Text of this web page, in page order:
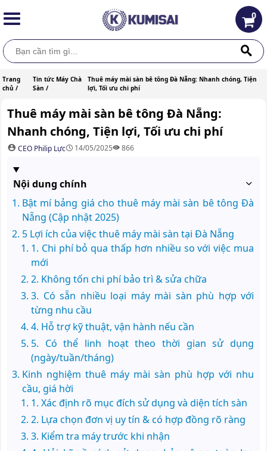
0
Trang
chủ /
Tin tức Máy Chà
Sàn /
Thuê máy mài sàn bê tông Đà Nẵng: Nhanh chóng, Tiện
lợi, Tối ưu chi phí
Thuê máy mài sàn bê tông Đà Nẵng:
Nhanh chóng, Tiện lợi, Tối ưu chi phí
CEO Philip Lực 14/05/2025 866
Nội dung chính
Bật mí bảng giá cho thuê máy mài sàn bê tông Đà
Nẵng (Cập nhật 2025)
5 Lợi ích của việc thuê máy mài sàn tại Đà Nẵng
1. Chi phí bỏ qua thấp hơn nhiều so với việc mua
mới
2. Không tốn chi phí bảo trì & sửa chữa
3. Có sẵn nhiều loại máy mài sàn phù hợp với
từng nhu cầu
4. Hỗ trợ kỹ thuật, vận hành nếu cần
5. Có thể linh hoạt theo thời gian sử dụng
(ngày/tuần/tháng)
Kinh nghiệm thuê máy mài sàn phù hợp với nhu
cầu, giá hời
1. Xác định rõ mục đích sử dụng và diện tích sàn
2. Lựa chọn đơn vị uy tín & có hợp đồng rõ ràng
3. Kiểm tra máy trước khi nhận